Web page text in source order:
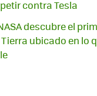
contra Tesla
descubre el
ubicado en lo